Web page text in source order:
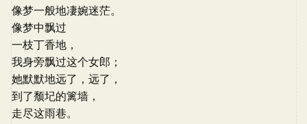
像梦一般地凄婉迷茫。
像梦中飘过
一枝丁香地，
我身旁飘过这个女郎；
她默默地远了，远了，
到了颓圮的篱墙，
走尽这雨巷。